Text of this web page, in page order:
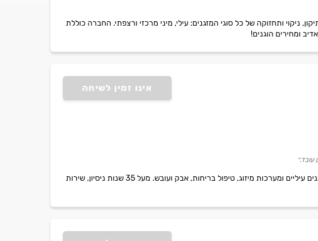
25 שנה, המומחית בהתקנה, תיקון, ניקוי ותחזוקה של כל סוגי המזגנים: עילי, מיני מרכזי ורצפתי. החברה כוללת
ומחירים הוגנים!
אינו זמין לשיחה
הילל מזגנים מתמחה בניקוי מזגנים בחיפה והקריות, כולל ניקוי יסודי למזגנים עיליים ומערכות מיזוג, טיפול בריחות, אבק ועובש. מעל 35 שנות ניסיון, שירות